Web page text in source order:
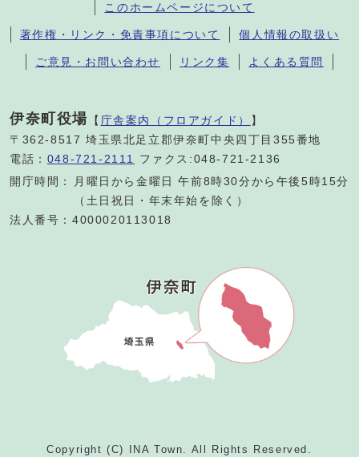
このホームページについて
著作権・リンク・免責事項について 個人情報の取扱い
ご意見・お問い合わせ リンク集 よくある質問
伊奈町役場 【 庁舎案内（フロアガイド） 】
〒362-8517 埼玉県北足立郡伊奈町中央四丁目355番地
電話： 048-721-2111
ファクス:048-721-2136
開庁時間：
月曜日から金曜日 午前8時30分から午後5時15分
（土日祝日・年末年始を除く）
法人番号：4000020113018
Copyright (C) INA Town. All Rights Reserved.